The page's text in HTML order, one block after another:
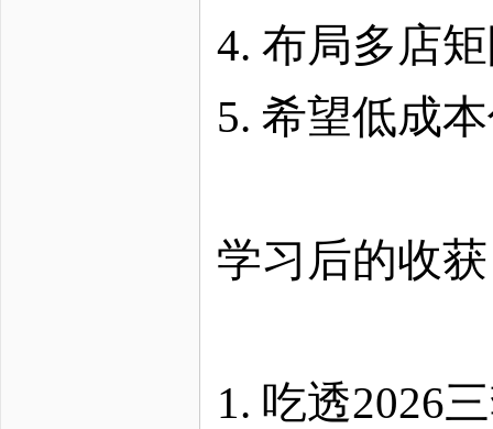
4. 布局多店
5. 希望低成
学习后的收获
1. 吃透2026